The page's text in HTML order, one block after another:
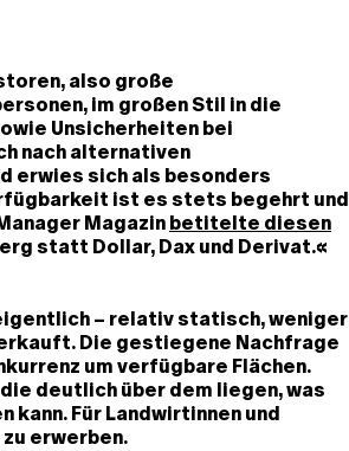
also große
im großen Stil in die
Unsicherheiten bei
nach alternativen
erwies sich als besonders
ist es stets begehrt und
Magazin betitelte diesen
statt Dollar, Dax und Derivat.«
– relativ statisch, weniger
Die gestiegene Nachfrage
um verfügbare Flächen.
deutlich über dem liegen, was
Für Landwirtinnen und
erwerben.